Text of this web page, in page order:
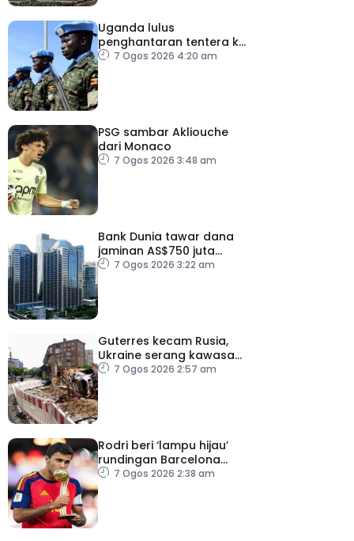
Uganda lulus
penghantaran tentera ke
Gaza bawah pelan
7 Ogos 2026 4:20 am
PSG sambar Akliouche
dari Monaco
7 Ogos 2026 3:48 am
Bank Dunia tawar dana
jaminan AS$750 juta
kepada Indonesia bantu
7 Ogos 2026 3:22 am
Guterres kecam Rusia,
Ukraine serang kawasan
awam7 Ogos 2026 2:57 am
Rodri beri ‘lampu hijau’
rundingan Barcelona
dengan Man City
7 Ogos 2026 2:38 am